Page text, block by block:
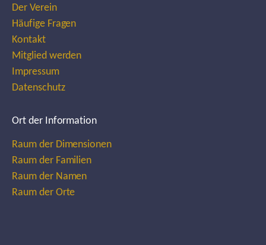
Der Verein
Häufige Fragen
Kontakt
Mitglied werden
Impressum
Datenschutz
Ort der Information
Raum der Dimensionen
Raum der Familien
Raum der Namen
Raum der Orte